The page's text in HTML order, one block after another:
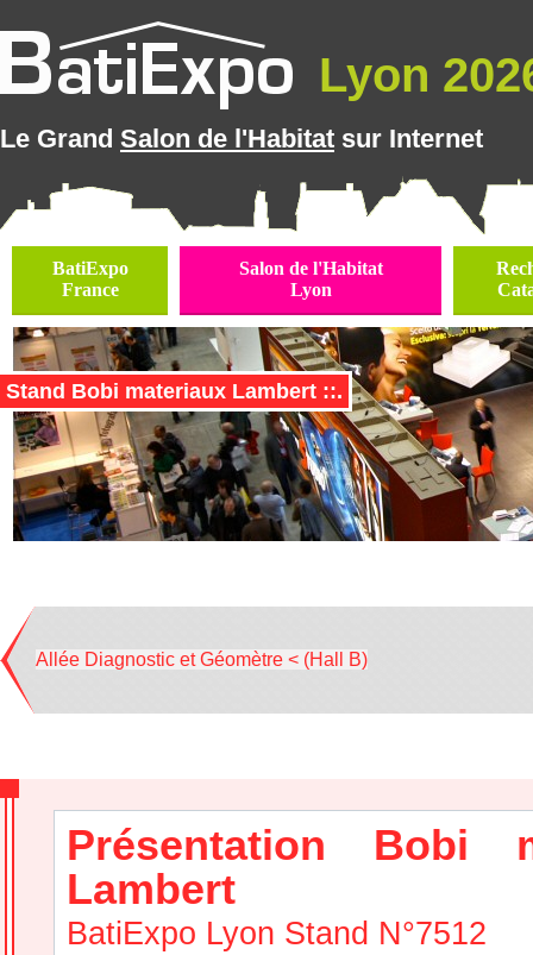
Lyon
Le Grand Salon de l'Habitat sur Internet
BatiExpo
France
Salon de l'Habitat
Lyon
Stand Bobi materiaux Lambert ::.
Allée Diagnostic et Géomètre < (Hall B)
Présentation Bobi
Lambert
BatiExpo Lyon Stand N°7512